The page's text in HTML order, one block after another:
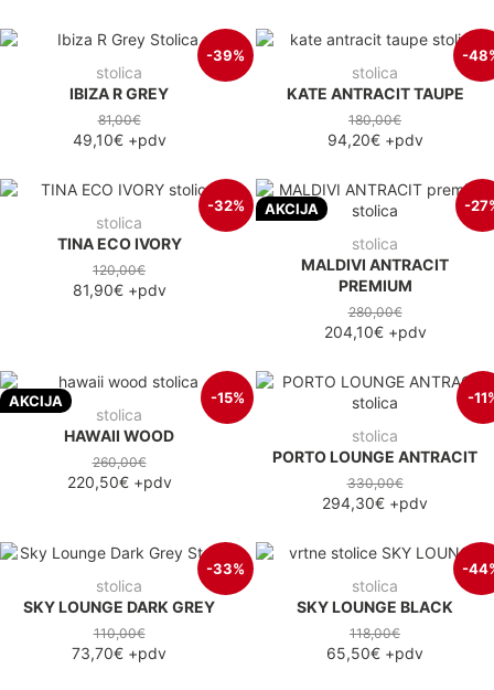
-39%
stolica
IBIZA R GREY
81,00€
49,10€+pdv
-
stolica
KATE ANTRACIT TAUPE
180,00€
94,20€+pdv
-32%
stolica
TINA ECO IVORY
120,00€
81,90€+pdv
AKCIJA -
stolica
MALDIVI ANTRACIT
PREMIUM
280,00€
204,10€+pdv
AKCIJA -15%
stolica
HAWAII WOOD
260,00€
220,50€+pdv
-
stolica
PORTO LOUNGE ANTRACIT
330,00€
294,30€ +pdv
-33%
stolica
SKY LOUNGE DARK GREY
110,00€
73,70€ +pdv
-
stolica
SKY LOUNGE BLACK
118,00€
65,50€ +pdv